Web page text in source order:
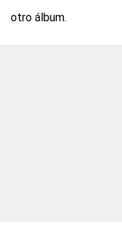
otro álbum.